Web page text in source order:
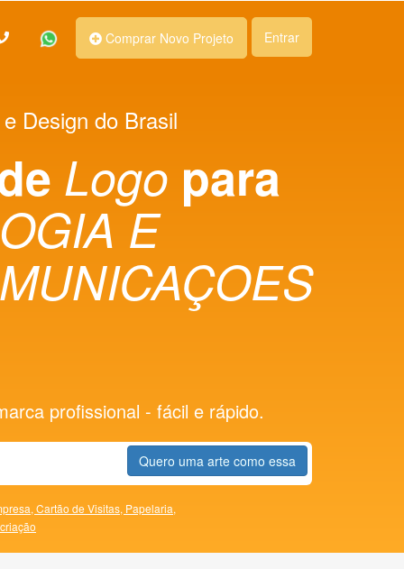
Comprar Novo Projeto Entrar
Design do Brasil
Logo para
E
profissional - fácil e rápido.
Quero uma arte como essa
Cartão de Visitas, Papelaria,